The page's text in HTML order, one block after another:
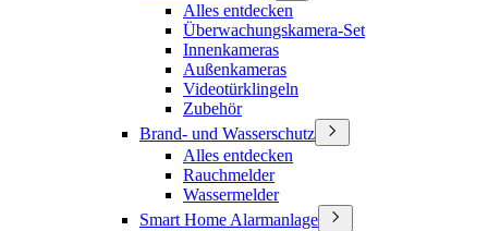
Alles entdecken
Überwachungskamera-Set
Innenkameras
Außenkameras
Videotürklingeln
Zubehör
Brand- und Wasserschutz
Alles entdecken
Rauchmelder
Wassermelder
Smart Home Alarmanlage